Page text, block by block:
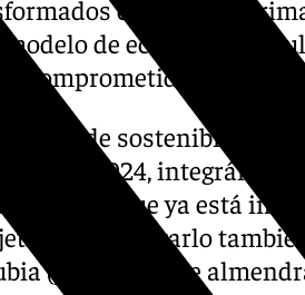
en materia
modelo de economía
comprometido.
de sostenibilidad
año 2024,
14001, que ya está
es alcanzarlo también
(procesado de